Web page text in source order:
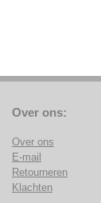
Over ons:
Over ons
E-mail
Retourneren
Klachten